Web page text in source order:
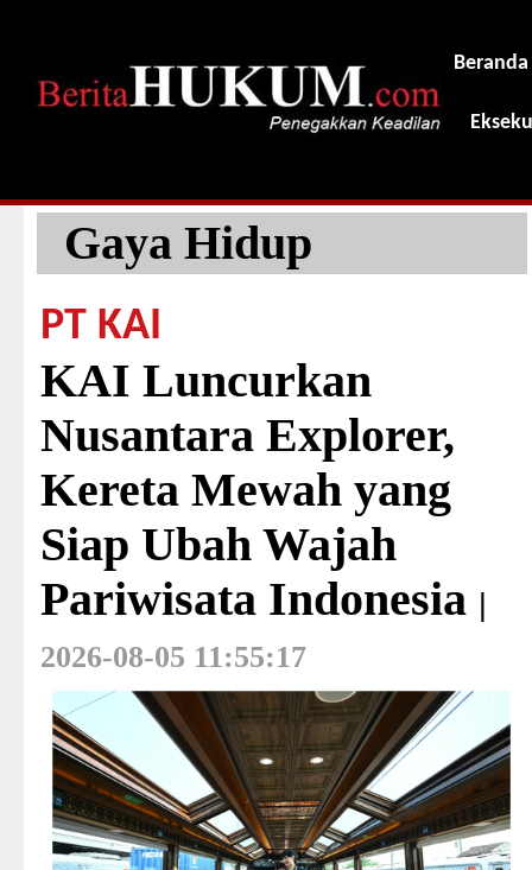
Beranda
Gaya Hidup
PT KAI
KAI Luncurkan
Nusantara Explorer,
Kereta Mewah yang
Siap Ubah Wajah
Pariwisata Indonesia
2026-08-05 11:55:17